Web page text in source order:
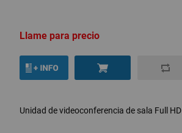
Llame para precio
Unidad de videoconferencia de sala Full HD